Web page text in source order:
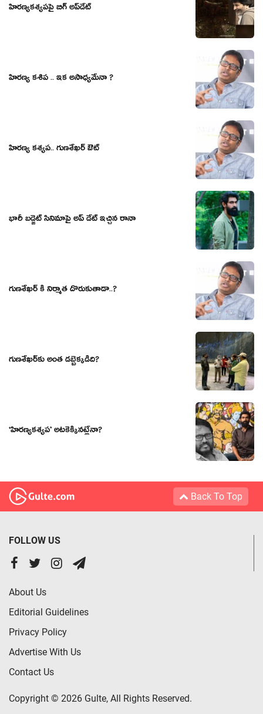
హిరణ్యకశ్యపపై బిగ్ అప్‌డేట్
హిరణ్య కశిప .. ఇక అసాధ్యమేనా ?
హిర‌ణ్య క‌శ్య‌ప‌.. గుణ‌శేఖ‌ర్ ఔట్‌
భారీ బడ్జెట్ సినిమాపై అప్ డేట్ ఇచ్చిన రానా
గుణశేఖర్ కి నిర్మాత దొరుకుతాడా..?
గుణ‌శేఖ‌ర్‌కు అంత డ‌బ్బెక్క‌డిది?
‘హిరణ్యకశ్యప’ అటకెక్కినట్లేనా?
Back To Top
FOLLOW US
About Us
Editorial Guidelines
Privacy Policy
Advertise With Us
Contact Us
Copyright © 2026 Gulte, All Rights Reserved.